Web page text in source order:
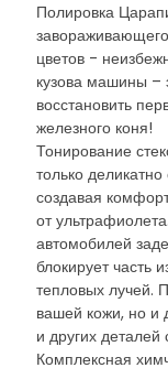
Полировка
цветов -
кузова машины –
восстановить
железного коня!
Тонирование
только
создавая
от
автомобилей
блокирует часть
тепловых лучей.
вашей кожи, но и
и других деталей
Комплексная